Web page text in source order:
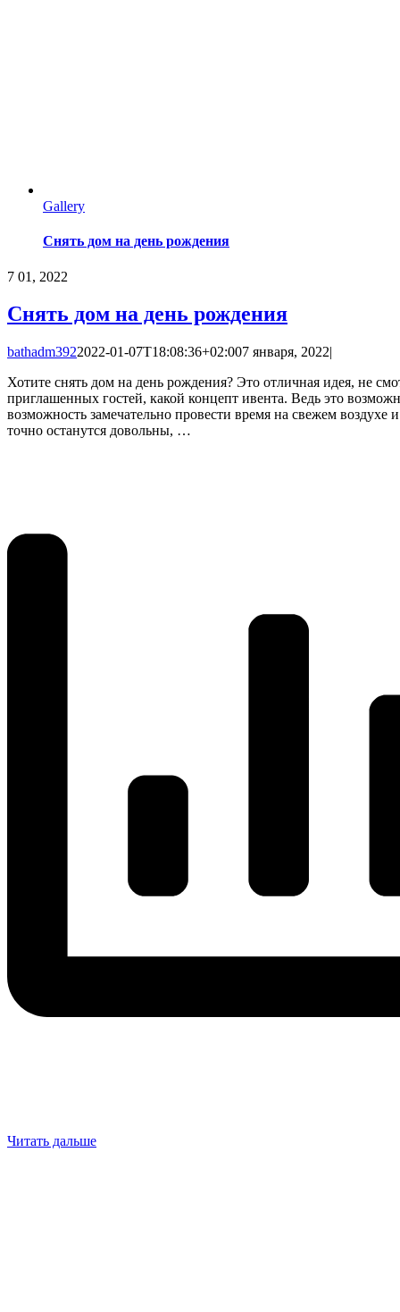
Gallery
Снять дом на день рождения
7 01, 2022
Снять дом на день рождения
bathadm3922022-01-07T18:08:36+02:007 января, 2022|
Хотите снять дом на день рождения? Это отличная идея, не
приглашенных гостей, какой концепт ивента. Ведь это
возможность замечательно провести время на свежем воздухе
точно останутся довольны, …
Читать дальше